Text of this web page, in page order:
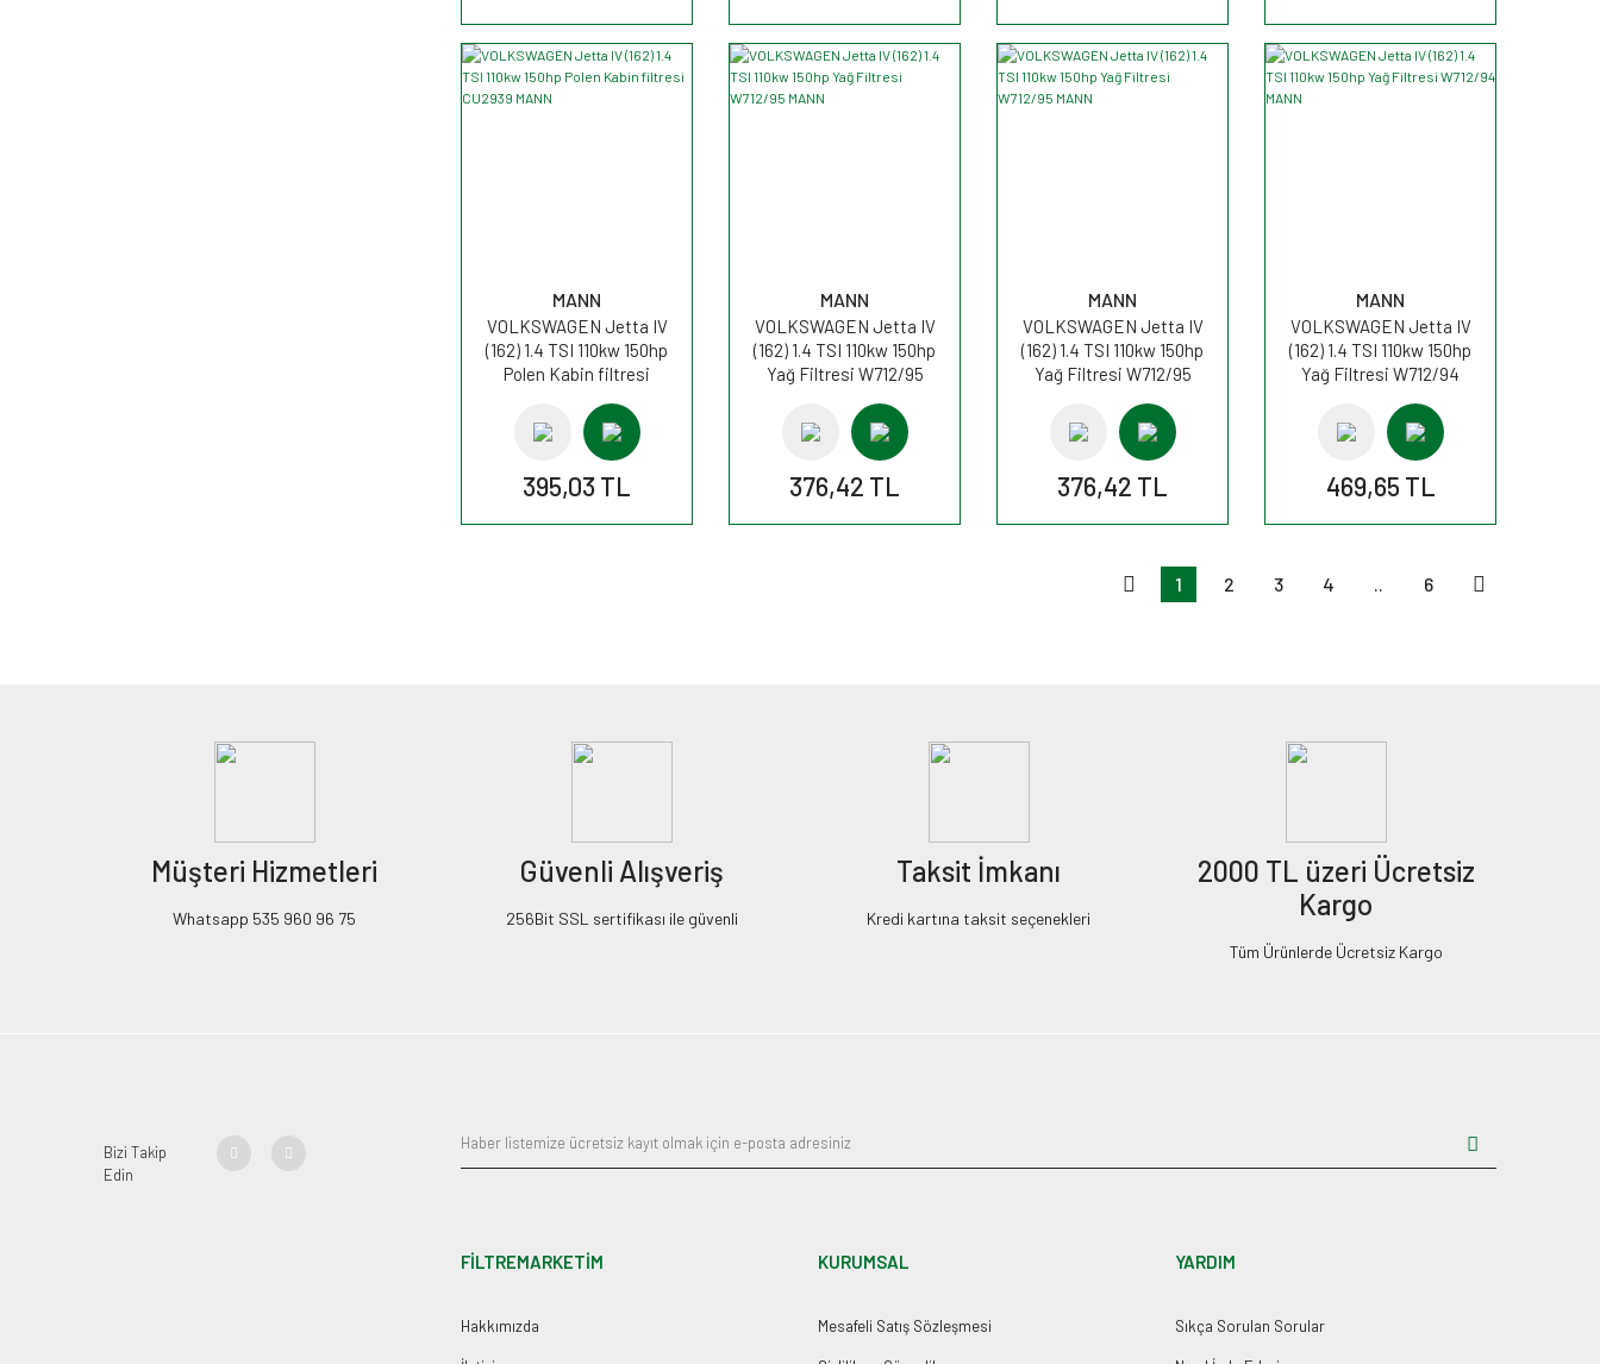
MANN
VOLKSWAGEN Jetta IV
(162) 1.4 TSI 110kw 150hp
Polen Kabin filtresi
395,03 TL
MANN
VOLKSWAGEN Jetta IV
(162) 1.4 TSI 110kw 150hp
Yağ Filtresi W712/95
376,42 TL
MANN
VOLKSWAGEN Jetta IV
(162) 1.4 TSI 110kw 150hp
Yağ Filtresi W712/95
376,42 TL
MANN
VOLKSWAGEN Jetta IV
(162) 1.4 TSI 110kw 150hp
Yağ Filtresi W712/94
469,65 TL
1 2 3 4 .. 6
Müşteri Hizmetleri
Whatsapp 535 960 96 75
Güvenli Alışveriş
256Bit SSL sertifikası ile güvenli
Taksit İmkanı
Kredi kartına taksit seçenekleri
2000 TL üzeri Ücretsiz
Kargo
Tüm Ürünlerde Ücretsiz Kargo
Bizi Takip
Edin
FİLTREMARKETİM
Hakkımızda
KURUMSAL
Mesafeli Satış Sözleşmesi
YARDIM
Sıkça Sorulan Sorular